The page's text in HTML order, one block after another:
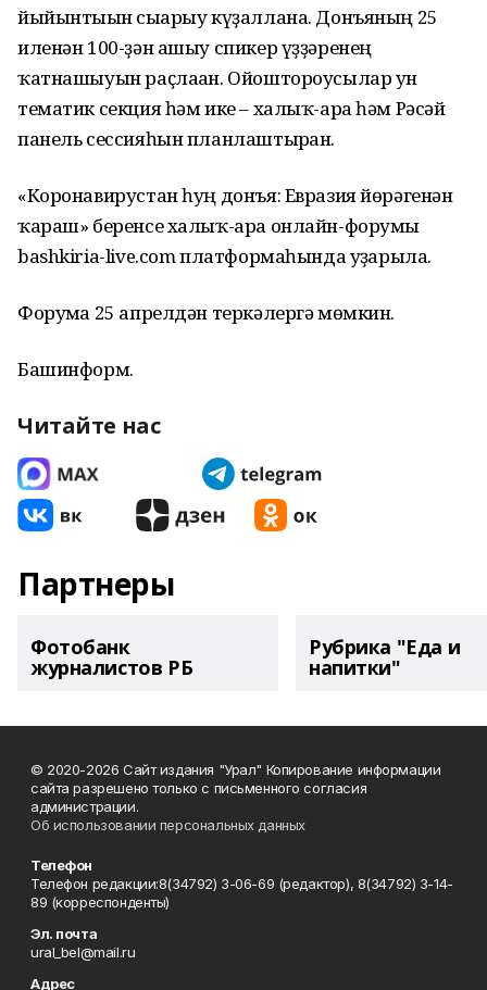
йыйынтығын сығарыу күҙаллана. Донъяның 25
иленән 100-ҙән ашыу спикер үҙҙәренең
ҡатнашыуын раҫлаған. Ойоштороусылар ун
тематик секция һәм ике – халыҡ-ара һәм Рәсәй
панель сессияһын планлаштырған.
«Коронавирустан һуң донъя: Евразия йөрәгенән
ҡараш» беренсе халыҡ-ара онлайн-форумы
bashkiria-live.com платформаһында уҙғарыла.
Форумға 25 апрелдән теркәлергә мөмкин.
Башинформ.
Читайте нас
Партнеры
Фотобанк
журналистов РБ
Рубрика "Еда и
напитки"
© 2020-2026 Сайт издания "Урал" Копирование информации
сайта разрешено только с письменного согласия
администрации.
Об использовании персональных данных
Телефон
Телефон редакции:8(34792) 3-06-69 (редактор), 8(34792) 3-14-
89 (корреспонденты)
Эл. почта
ural_bel@mail.ru
Адрес